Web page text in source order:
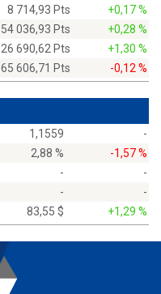
8 714,93 Pts
+0,17 %
54 036,93 Pts
+0,28 %
26 690,62 Pts
+1,30 %
65 606,71 Pts -0,12 %
1,1559
-
2,88 %
-1,57 %
-
-
-
-
83,55 $ +1,29 %